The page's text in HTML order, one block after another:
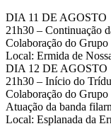
DIA 11 DE AGOSTO
21h30 – Continuação
Colaboração do Grupo
Local: Ermida de
DIA 12 DE AGOSTO
21h30 – Início do
Colaboração do Grupo
Atuação da banda
Local: Esplanada da